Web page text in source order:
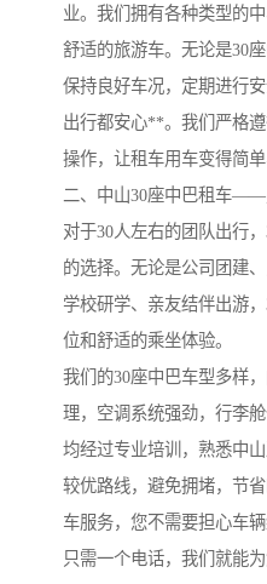
业。我们拥有各种类型的
舒适的旅游车。无论是30
保持良好车况，定期进行
出行都安心**。我们严格
操作，让租车用车变得简单
二、中山30座中巴租车——
对于30人左右的团队出行
的选择。无论是公司团建
学校研学、亲友结伴出游
位和舒适的乘坐体验。
我们的30座中巴车型多样
理，空调系统强劲，行李
均经过专业培训，熟悉中
较优路线，避免拥堵，节
车服务，您不需要担心车
只需一个电话，我们就能为